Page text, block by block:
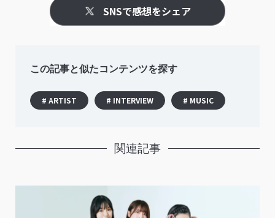
SNSで感想をシェア
この記事と似たコンテンツを探す
# ARTIST # INTERVIEW # MUSIC
関連記事